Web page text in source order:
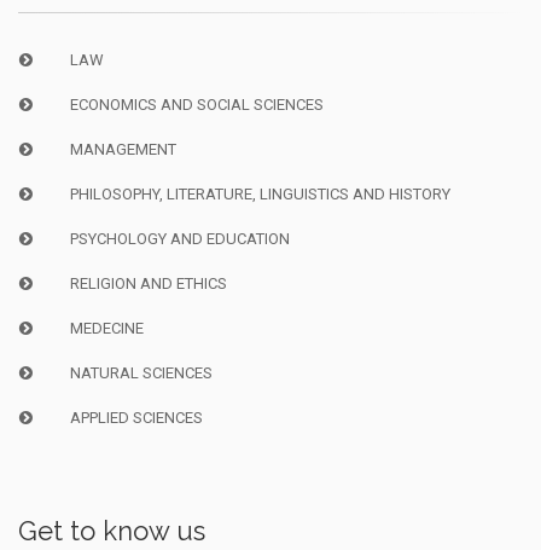
LAW
ECONOMICS AND SOCIAL SCIENCES
MANAGEMENT
PHILOSOPHY, LITERATURE, LINGUISTICS AND HISTORY
PSYCHOLOGY AND EDUCATION
RELIGION AND ETHICS
MEDECINE
NATURAL SCIENCES
APPLIED SCIENCES
Get to know us